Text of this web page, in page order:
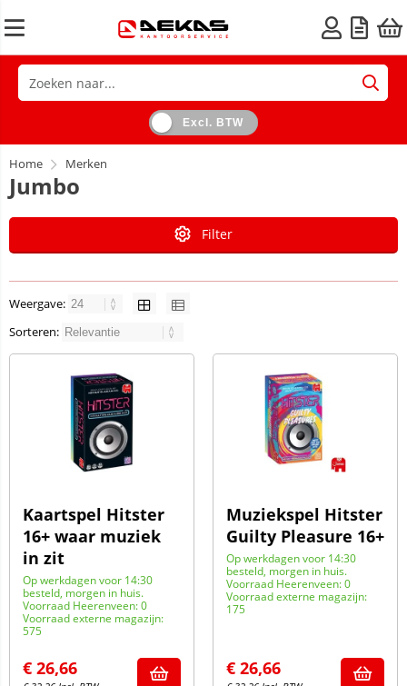
Excl. BTW
Home Merken
Jumbo
Filter
Weergave:
Sorteren:
Kaartspel Hitster
16+ waar muziek
in zit
Op werkdagen voor 14:30
besteld, morgen in huis.
Voorraad Heerenveen: 0
Voorraad externe magazijn:
575
€ 26,66
Muziekspel Hitster
Guilty Pleasure 16+
Op werkdagen voor 14:30
besteld, morgen in huis.
Voorraad Heerenveen: 0
Voorraad externe magazijn:
175
€ 26,66